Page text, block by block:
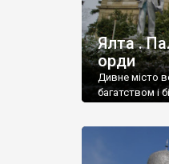
Ялта .
орди
Дивне місто
багатством і